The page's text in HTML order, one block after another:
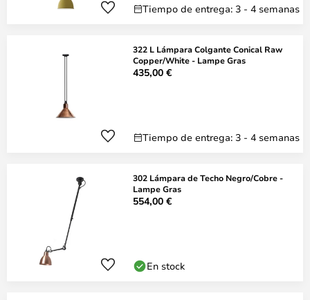
Tiempo de entrega: 3 - 4 semanas
322 L Lámpara Colgante Conical Raw
Copper/White - Lampe Gras
435,00 €
Tiempo de entrega: 3 - 4 semanas
302 Lámpara de Techo Negro/Cobre -
Lampe Gras
554,00 €
En stock